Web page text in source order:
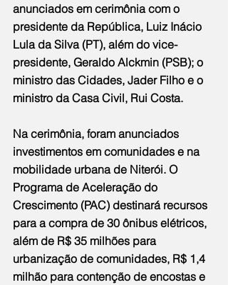
anunciados em cerimônia com o
presidente da República, Luiz Inácio
Lula da Silva (PT), além do vice-
presidente, Geraldo Alckmin (PSB); o
ministro das Cidades, Jader Filho e o
ministro da Casa Civil, Rui Costa.
Na cerimônia, foram anunciados
investimentos em comunidades e na
mobilidade urbana de Niterói. O
Programa de Aceleração do
Crescimento (PAC) destinará recursos
para a compra de 30 ônibus elétricos,
além de R$ 35 milhões para
urbanização de comunidades, R$ 1,4
milhão para contenção de encostas e